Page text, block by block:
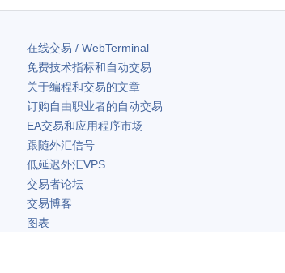
在线交易 / WebTerminal
免费技术指标和自动交易
关于编程和交易的文章
订购自由职业者的自动交易
EA交易和应用程序市场
跟随外汇信号
低延迟外汇VPS
交易者论坛
交易博客
图表